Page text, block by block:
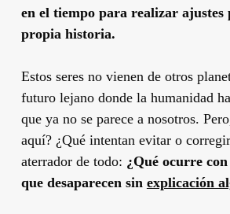
en el tiempo para realizar ajustes
propia historia.
Estos seres no vienen de otros
futuro lejano donde la humanidad
que ya no se parece a nosotros.
aquí? ¿Qué intentan evitar o
aterrador de todo: ¿Qué ocurre
que desaparecen sin explicación